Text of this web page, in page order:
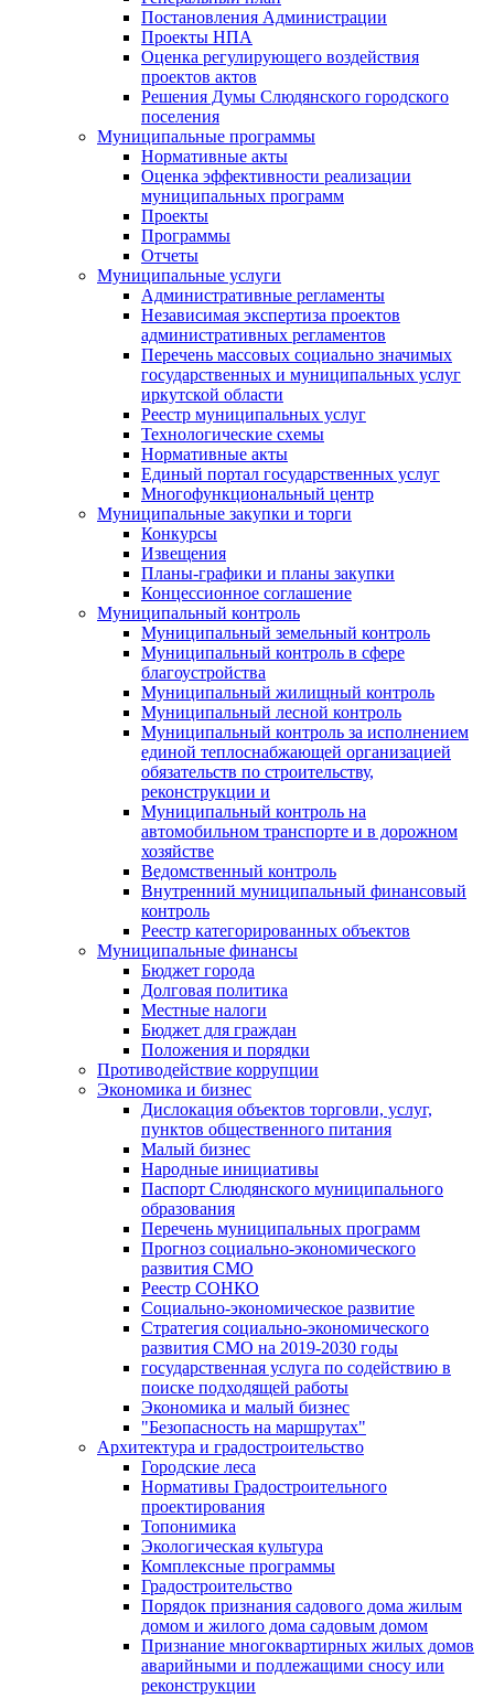
Постановления Администрации
Проекты НПА
Оценка регулирующего воздействия
проектов актов
Решения Думы Слюдянского городского
поселения
Муниципальные программы
Нормативные акты
Оценка эффективности реализации
муниципальных программ
Проекты
Программы
Отчеты
Муниципальные услуги
Административные регламенты
Независимая экспертиза проектов
административных регламентов
Перечень массовых социально значимых
государственных и муниципальных услуг
иркутской области
Реестр муниципальных услуг
Технологические схемы
Нормативные акты
Единый портал государственных услуг
Многофункциональный центр
Муниципальные закупки и торги
Конкурсы
Извещения
Планы-графики и планы закупки
Концессионное соглашение
Муниципальный контроль
Муниципальный земельный контроль
Муниципальный контроль в сфере
благоустройства
Муниципальный жилищный контроль
Муниципальный лесной контроль
Муниципальный контроль за исполнением
единой теплоснабжающей организацией
обязательств по строительству,
реконструкции и
Муниципальный контроль на
автомобильном транспорте и в дорожном
хозяйстве
Ведомственный контроль
Внутренний муниципальный финансовый
контроль
Реестр категорированных объектов
Муниципальные финансы
Бюджет города
Долговая политика
Местные налоги
Бюджет для граждан
Положения и порядки
Противодействие коррупции
Экономика и бизнес
Дислокация объектов торговли, услуг,
пунктов общественного питания
Малый бизнес
Народные инициативы
Паспорт Слюдянского муниципального
образования
Перечень муниципальных программ
Прогноз социально-экономического
развития СМО
Реестр СОНКО
Социально-экономическое развитие
Стратегия социально-экономического
развития СМО на 2019-2030 годы
государственная услуга по содействию в
поиске подходящей работы
Экономика и малый бизнес
"Безопасность на маршрутах"
Архитектура и градостроительство
Городские леса
Нормативы Градостроительного
проектирования
Топонимика
Экологическая культура
Комплексные программы
Градостроительство
Порядок признания садового дома жилым
домом и жилого дома садовым домом
Признание многоквартирных жилых домов
аварийными и подлежащими сносу или
реконструкции